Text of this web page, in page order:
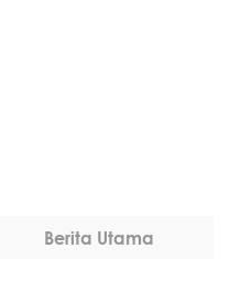
Berita Utama